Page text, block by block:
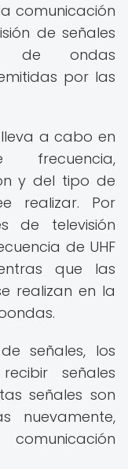
comunicación
de señales
de ondas
por las
a cabo en
y del tipo de
realizar. Por
de televisión
de UHF
que las
realizan en la
señales, los
señales
señales son
nuevamente,